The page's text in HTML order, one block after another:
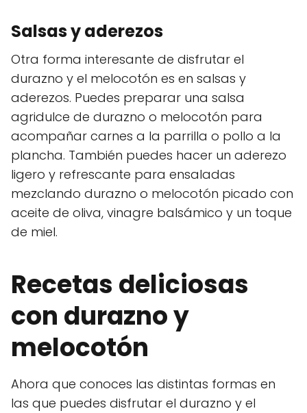
Salsas y aderezos
Otra forma interesante de disfrutar el
durazno y el melocotón es en salsas y
aderezos. Puedes preparar una salsa
agridulce de durazno o melocotón para
acompañar carnes a la parrilla o pollo a la
plancha. También puedes hacer un aderezo
ligero y refrescante para ensaladas
mezclando durazno o melocotón picado con
aceite de oliva, vinagre balsámico y un toque
de miel.
Recetas deliciosas
con durazno y
melocotón
Ahora que conoces las distintas formas en
las que puedes disfrutar el durazno y el